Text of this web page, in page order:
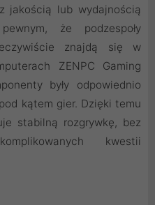
jakością lub wydajnością
że podzespoły
znajdą się w
ZENPC Gaming
były odpowiednio
kątem gier. Dzięki temu
stabilną rozgrywkę, bez
kwestii